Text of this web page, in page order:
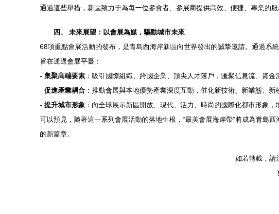
通過這些舉措，新區致力于為每一位參會者、參展商提供高效、便捷、專業的
四、 未來展望：以會展為媒，驅動城市未來
68項重點會展活動的發布，是青島西海岸新區向世界發出的誠摯邀請。通過系
旨在通過會展平臺：
- 集聚高端要素 ：吸引國際組織、跨國企業、頂尖人才落戶，匯聚信息流、資金
- 促進產業耦合 ：推動會展與本地優勢產業深度互動，催化新技術、新業態、新
- 提升城市形象 ：向全球展示新區開放、現代、活力、時尚的國際化都市形象，
可以預見，隨著這一系列會展活動的落地生根，“最美會展海岸帶”將成為青島
的新篇章。
如若轉載，請